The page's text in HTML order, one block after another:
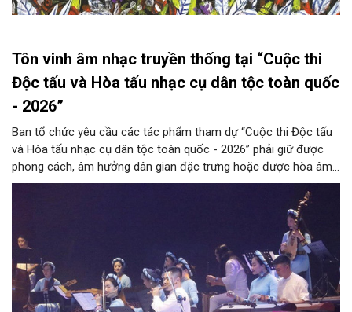
Tôn vinh âm nhạc truyền thống tại “Cuộc thi
Độc tấu và Hòa tấu nhạc cụ dân tộc toàn quốc
- 2026”
Ban tổ chức yêu cầu các tác phẩm tham dự “Cuộc thi Độc tấu
và Hòa tấu nhạc cụ dân tộc toàn quốc - 2026” phải giữ được
phong cách, âm hưởng dân gian đặc trưng hoặc được hòa âm,
phối khí mới trên nền tảng làn điệu âm nhạc truyền thống Việt
Nam, đồng thời phải được trình diễn trực tiếp bằng nhạc cụ dân